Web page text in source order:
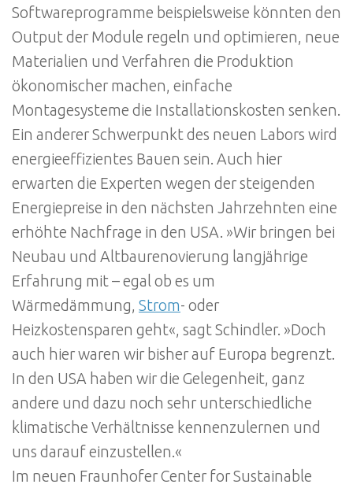
Softwareprogramme beispielsweise könnten den
Output der Module regeln und optimieren, neue
Materialien und Verfahren die Produktion
ökonomischer machen, einfache
Montagesysteme die Installationskosten senken.
Ein anderer Schwerpunkt des neuen Labors wird
energieeffizientes Bauen sein. Auch hier
erwarten die Experten wegen der steigenden
Energiepreise in den nächsten Jahrzehnten eine
erhöhte Nachfrage in den USA. »Wir bringen bei
Neubau und Altbaurenovierung langjährige
Erfahrung mit – egal ob es um
Wärmedämmung, Strom- oder
Heizkostensparen geht«, sagt Schindler. »Doch
auch hier waren wir bisher auf Europa begrenzt.
In den USA haben wir die Gelegenheit, ganz
andere und dazu noch sehr unterschiedliche
klimatische Verhältnisse kennenzulernen und
uns darauf einzustellen.«
Im neuen Fraunhofer Center for Sustainable